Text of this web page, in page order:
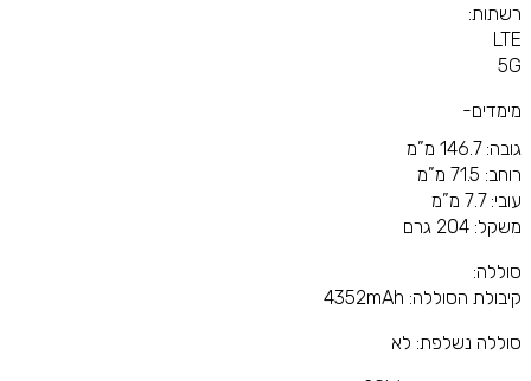
רשתות:
LTE
5G
מימדים-
גובה: 146.7 מ”מ
רוחב: 71.5 מ”מ
עובי: 7.7 מ”מ
משקל: 204 גרם
סוללה:
קיבולת הסוללה: 4352mAh
סוללה נשלפת: לא